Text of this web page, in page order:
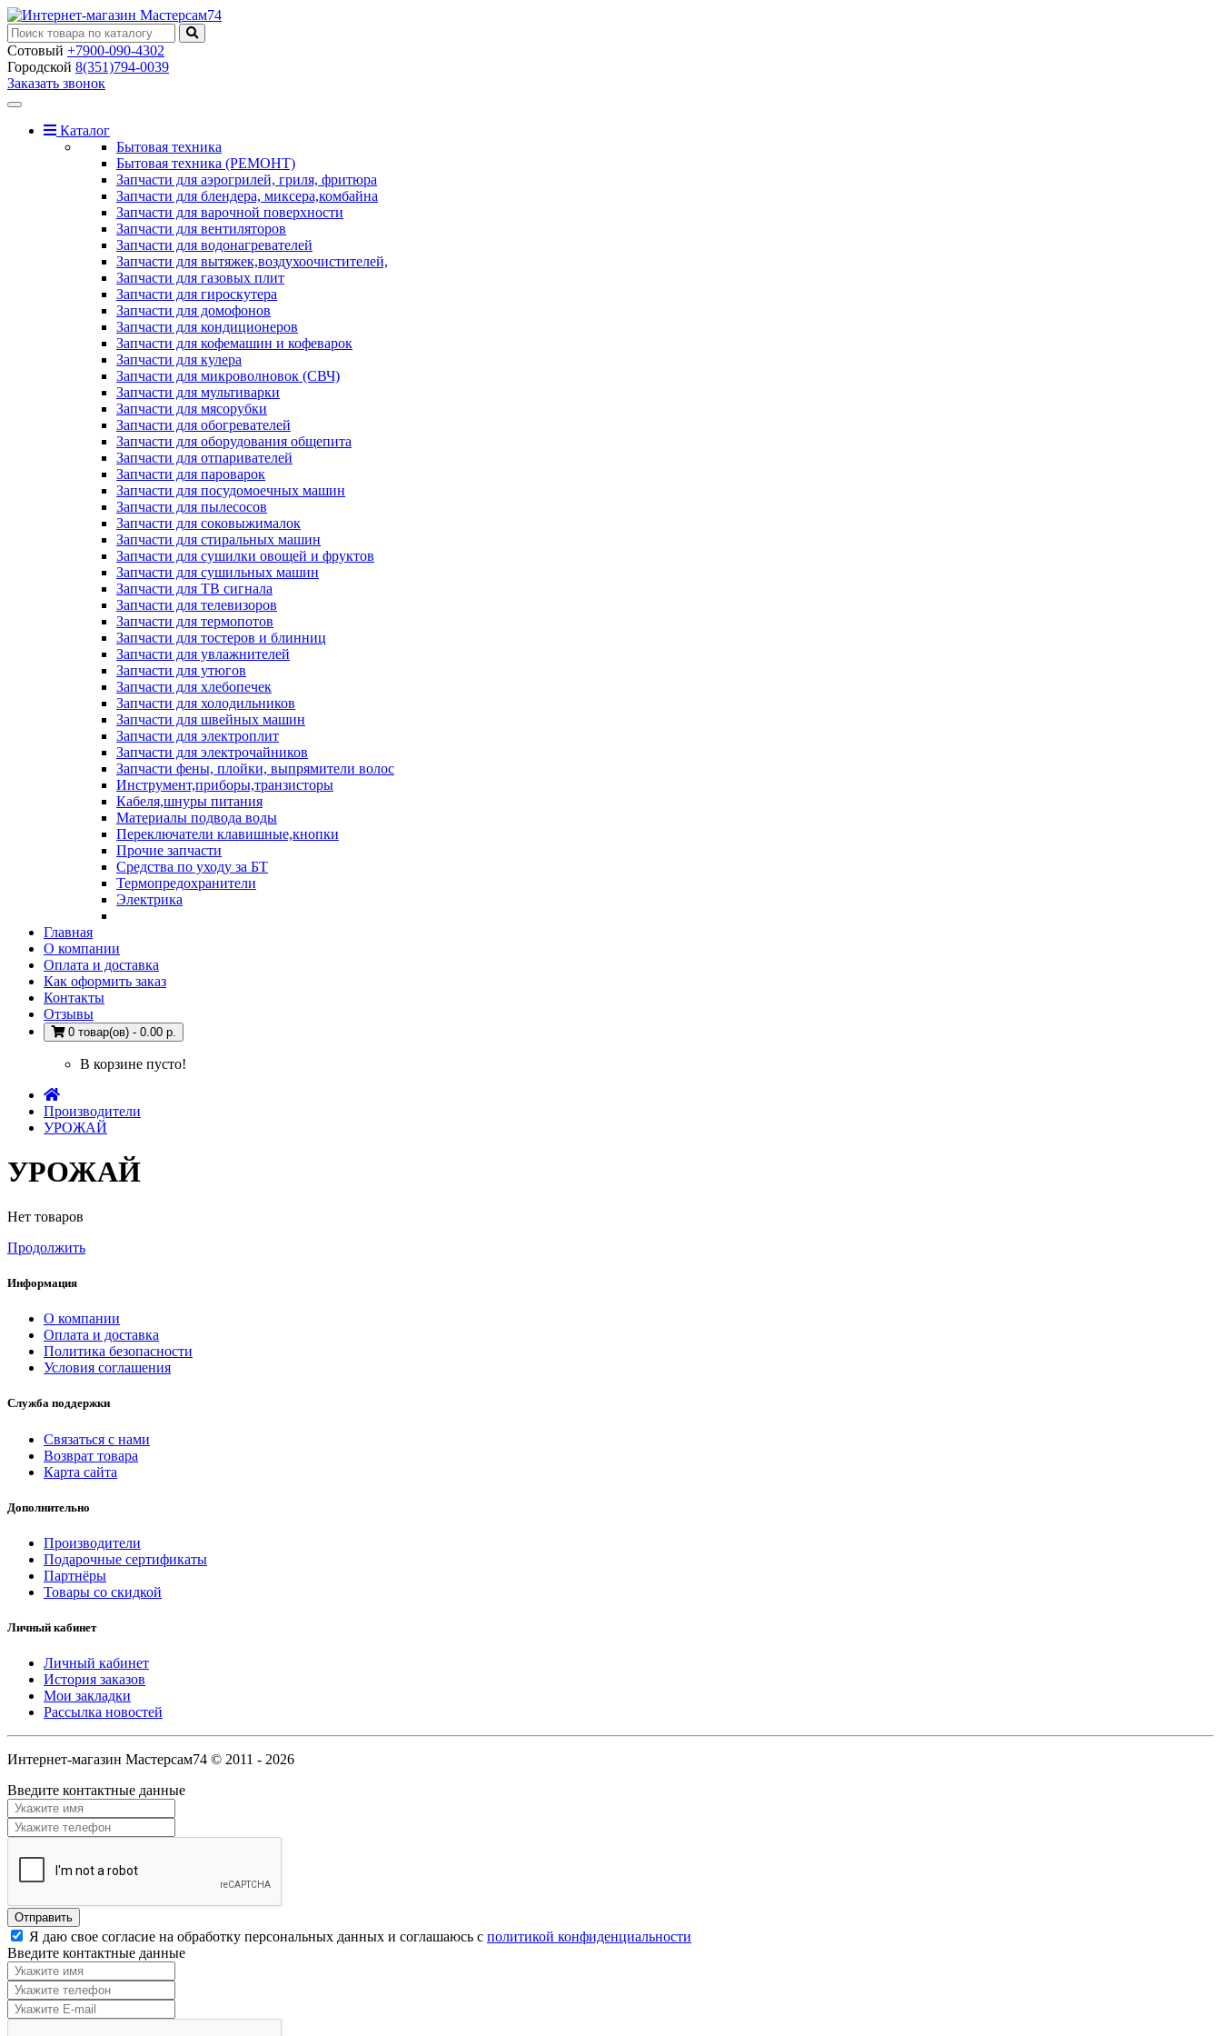
Сотовый +7900-090-4302
Городской 8(351)794-0039
Заказать звонок
Toggle
navigationКаталог
Бытовая техника
Бытовая техника (РЕМОНТ)
Запчасти для аэрогрилей, гриля, фритюра
Запчасти для блендера, миксера,комбайна
Запчасти для варочной поверхности
Запчасти для вентиляторов
Запчасти для водонагревателей
Запчасти для вытяжек,воздухоочистителей,
Запчасти для газовых плит
Запчасти для гироскутера
Запчасти для домофонов
Запчасти для кондиционеров
Запчасти для кофемашин и кофеварок
Запчасти для кулера
Запчасти для микроволновок (СВЧ)
Запчасти для мультиварки
Запчасти для мясорубки
Запчасти для обогревателей
Запчасти для оборудования общепита
Запчасти для отпаривателей
Запчасти для пароварок
Запчасти для посудомоечных машин
Запчасти для пылесосов
Запчасти для соковыжималок
Запчасти для стиральных машин
Запчасти для сушилки овощей и фруктов
Запчасти для сушильных машин
Запчасти для ТВ сигнала
Запчасти для телевизоров
Запчасти для термопотов
Запчасти для тостеров и блинниц
Запчасти для увлажнителей
Запчасти для утюгов
Запчасти для хлебопечек
Запчасти для холодильников
Запчасти для швейных машин
Запчасти для электроплит
Запчасти для электрочайников
Запчасти фены, плойки, выпрямители волос
Инструмент,приборы,транзисторы
Кабеля,шнуры питания
Материалы подвода воды
Переключатели клавишные,кнопки
Прочие запчасти
Средства по уходу за БТ
Термопредохранители
Электрика
Главная
О компании
Оплата и доставка
Как оформить заказ
Контакты
Отзывы
0 товар(ов) - 0.00 р.
В корзине пусто!
Производители
УРОЖАЙ
УРОЖАЙ
Нет товаров
Продолжить
Информация
О компании
Оплата и доставка
Политика безопасности
Условия соглашения
Служба поддержки
Связаться с нами
Возврат товара
Карта сайта
Дополнительно
Производители
Подарочные сертификаты
Партнёры
Товары со скидкой
Личный кабинет
Личный кабинет
История заказов
Мои закладки
Рассылка новостей
Интернет-магазин Мастерсам74 © 2011 - 2026
Введите контактные данные
Я даю свое согласие на обработку персональных данных и соглашаюсь с политикой конфиденциальности
Введите контактные данные